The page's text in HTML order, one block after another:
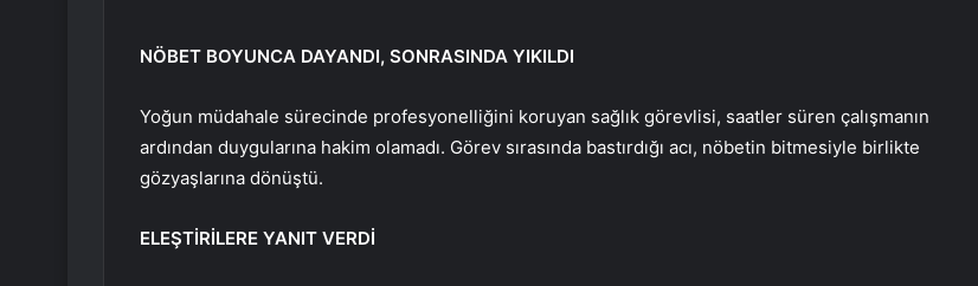
NÖBET BOYUNCA DAYANDI, SONRASINDA YIKILDI
Yoğun müdahale sürecinde profesyonelliğini koruyan sağlık görevlisi, saatler süren çalışmanın
ardından duygularına hakim olamadı. Görev sırasında bastırdığı acı, nöbetin bitmesiyle birlikte
gözyaşlarına dönüştü.
ELEŞTİRİLERE YANIT VERDİ